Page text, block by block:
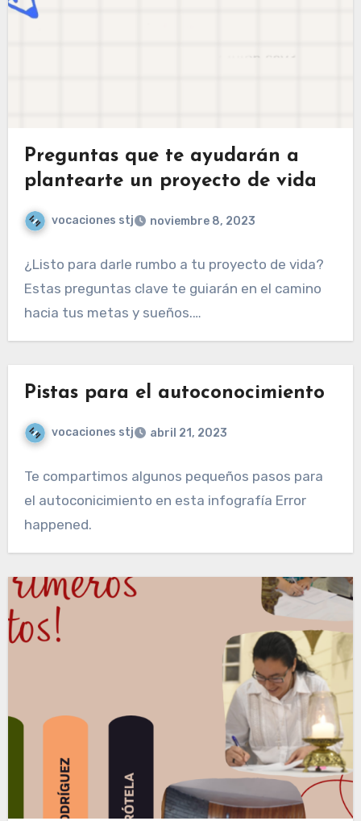
Preguntas que te ayudarán a
plantearte un proyecto de vida
vocaciones stj noviembre 8, 2023
¿Listo para darle rumbo a tu proyecto de vida?
Estas preguntas clave te guiarán en el camino
hacia tus metas y sueños.…
Pistas para el autoconocimiento
vocaciones stj abril 21, 2023
Te compartimos algunos pequeños pasos para
el autoconicimiento en esta infografía Error
happened.